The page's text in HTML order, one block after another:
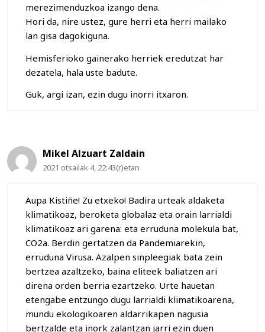
merezimenduzkoa izango dena.
Hori da, nire ustez, gure herri eta herri mailako
lan gisa dagokiguna.
Hemisferioko gainerako herriek eredutzat har
dezatela, hala uste badute.
Guk, argi izan, ezin dugu inorri itxaron.
Mikel Alzuart Zaldain
2021 otsailak 4, 22:43(r)etan
Aupa Kistiñe! Zu etxeko! Badira urteak aldaketa
klimatikoaz, beroketa globalaz eta orain larrialdi
klimatikoaz ari garena: eta erruduna molekula bat,
CO2a. Berdin gertatzen da Pandemiarekin,
erruduna Virusa. Azalpen sinpleegiak bata zein
bertzea azaltzeko, baina eliteek baliatzen ari
direna orden berria ezartzeko. Urte hauetan
etengabe entzungo dugu larrialdi klimatikoarena,
mundu ekologikoaren aldarrikapen nagusia
bertzalde eta inork zalantzan jarri ezin duen